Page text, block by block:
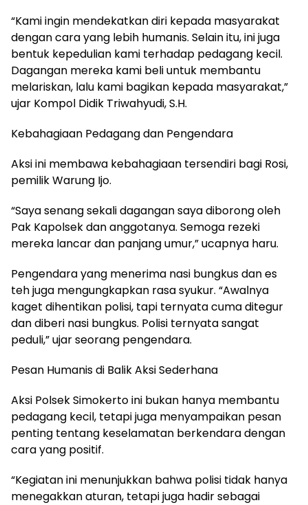
“Kami ingin mendekatkan diri kepada masyarakat
dengan cara yang lebih humanis. Selain itu, ini juga
bentuk kepedulian kami terhadap pedagang kecil.
Dagangan mereka kami beli untuk membantu
melariskan, lalu kami bagikan kepada masyarakat,”
ujar Kompol Didik Triwahyudi, S.H.
Kebahagiaan Pedagang dan Pengendara
Aksi ini membawa kebahagiaan tersendiri bagi Rosi,
pemilik Warung Ijo.
“Saya senang sekali dagangan saya diborong oleh
Pak Kapolsek dan anggotanya. Semoga rezeki
mereka lancar dan panjang umur,” ucapnya haru.
Pengendara yang menerima nasi bungkus dan es
teh juga mengungkapkan rasa syukur. “Awalnya
kaget dihentikan polisi, tapi ternyata cuma ditegur
dan diberi nasi bungkus. Polisi ternyata sangat
peduli,” ujar seorang pengendara.
Pesan Humanis di Balik Aksi Sederhana
Aksi Polsek Simokerto ini bukan hanya membantu
pedagang kecil, tetapi juga menyampaikan pesan
penting tentang keselamatan berkendara dengan
cara yang positif.
“Kegiatan ini menunjukkan bahwa polisi tidak hanya
menegakkan aturan, tetapi juga hadir sebagai